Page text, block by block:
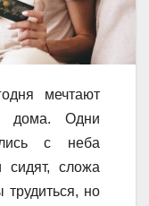
мечтают
дома. Одни
с неба
сложа
трудиться, но